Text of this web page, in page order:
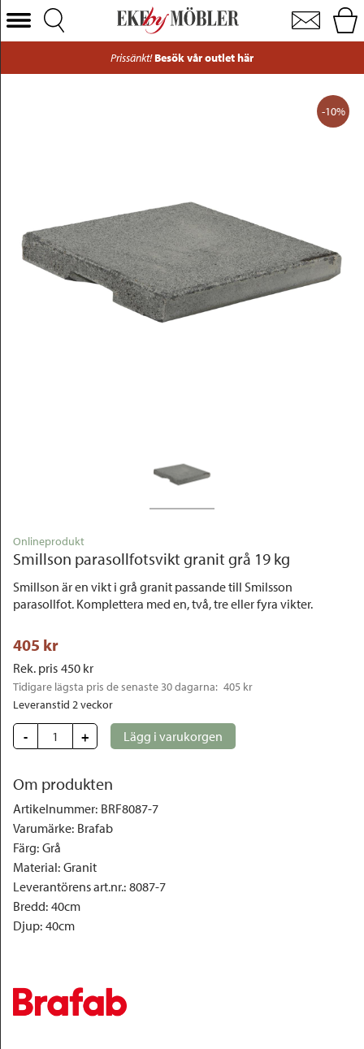
Smillson parasollfotsvikt granit grå 19 kg
Välj Kategori
Inredning
Mattor
Prissänkt! Besök vår outlet här
-10%
Onlineprodukt
Smillson parasollfotsvikt granit grå 19 kg
Smillson är en vikt i grå granit passande till Smilsson
parasollfot. Komplettera med en, två, tre eller fyra vikter.
405 kr
Rek. pris 450 kr
Tidigare lägsta pris de senaste 30 dagarna: 405 kr
Leveranstid 2 veckor
- + Lägg i varukorgen
Om produkten
Artikelnummer: BRF8087-7
Varumärke: Brafab
Färg: Grå
Material: Granit
Leverantörens art.nr.: 8087-7
Bredd: 40cm
Djup: 40cm